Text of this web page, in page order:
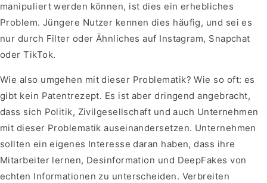
manipuliert werden können, ist dies ein erhebliches
Problem. Jüngere Nutzer kennen dies häufig, und sei es
nur durch Filter oder Ähnliches auf Instagram, Snapchat
oder TikTok.
Wie also umgehen mit dieser Problematik? Wie so oft: es
gibt kein Patentrezept. Es ist aber dringend angebracht,
dass sich Politik, Zivilgesellschaft und auch Unternehmen
mit dieser Problematik auseinandersetzen. Unternehmen
sollten ein eigenes Interesse daran haben, dass ihre
Mitarbeiter lernen, Desinformation und DeepFakes von
echten Informationen zu unterscheiden. Verbreiten